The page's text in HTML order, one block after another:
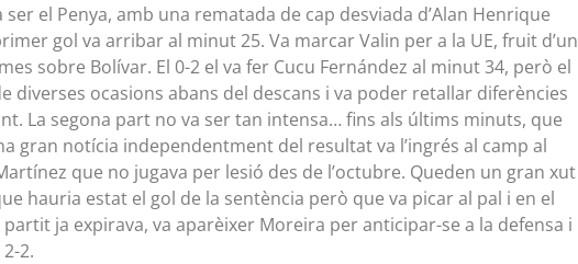
ser el Penya, amb una rematada de cap desviada d’Alan Henrique
gol va arribar al minut 25. Va marcar Valin per a la UE, fruit d’un
sobre Bolívar. El 0-2 el va fer Cucu Fernández al minut 34, però el
diverses ocasions abans del descans i va poder retallar diferències
La segona part no va ser tan intensa… fins als últims minuts, que
gran notícia independentment del resultat va l’ingrés al camp al
que no jugava per lesió des de l’octubre. Queden un gran xut
hauria estat el gol de la sentència però que va picar al pal i en el
ja expirava, va aparèixer Moreira per anticipar-se a la defensa i
2.